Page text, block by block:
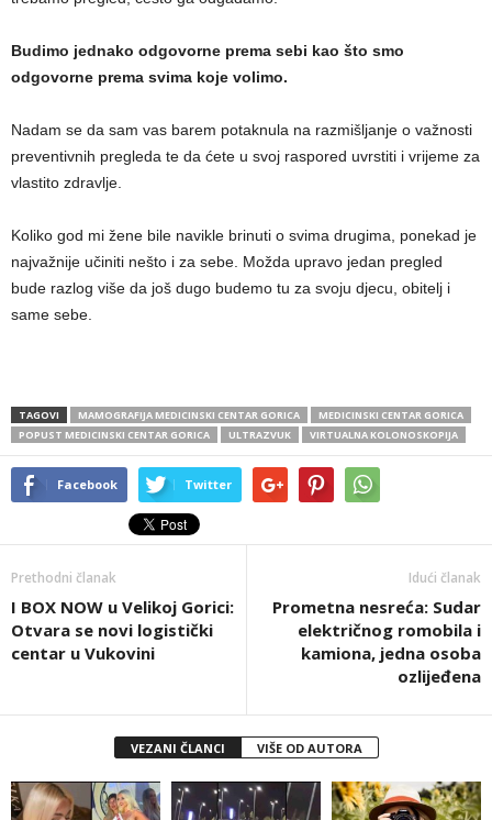
Budimo jednako odgovorne prema sebi kao što smo
odgovorne prema svima koje volimo.
Nadam se da sam vas barem potaknula na razmišljanje o važnosti
preventivnih pregleda te da ćete u svoj raspored uvrstiti i vrijeme za
vlastito zdravlje.
Koliko god mi žene bile navikle brinuti o svima drugima, ponekad je
najvažnije učiniti nešto i za sebe. Možda upravo jedan pregled
bude razlog više da još dugo budemo tu za svoju djecu, obitelj i
same sebe.
TAGOVI MAMOGRAFIJA MEDICINSKI CENTAR GORICA
MEDICINSKI CENTAR GORICA
POPUST MEDICINSKI CENTAR GORICA
ULTRAZVUK VIRTUALNA KOLONOSKOPIJA
Facebook Twitter
Prethodni članak
I BOX NOW u Velikoj Gorici:
Otvara se novi logistički
centar u Vukovini
Idući članak
Prometna nesreća: Sudar
električnog romobila i
kamiona, jedna osoba
ozlijeđena
VEZANI ČLANCI VIŠE OD AUTORA